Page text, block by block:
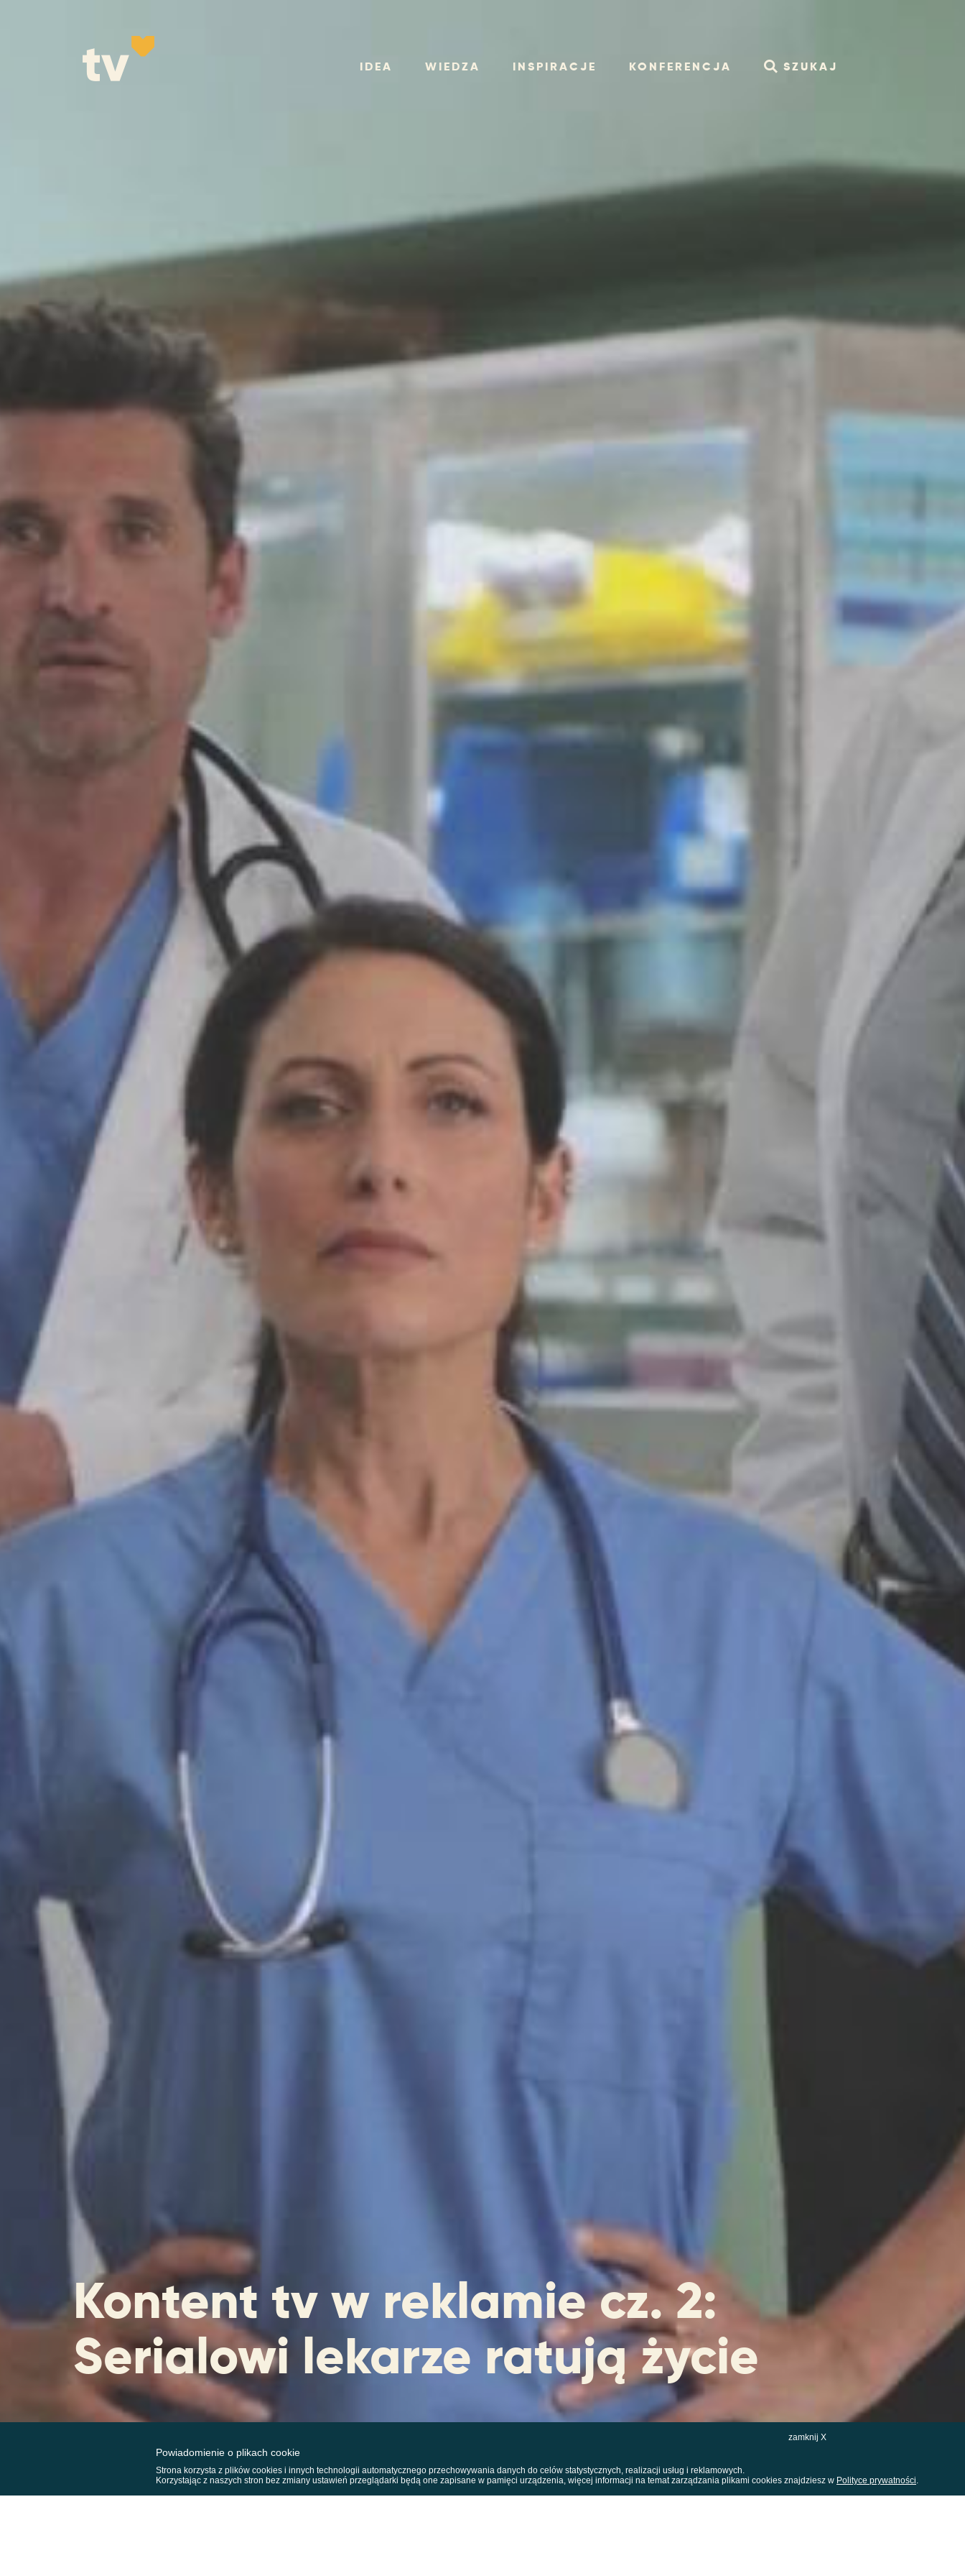
IDEA WIEDZA INSPIRACJE KONFERENCJA SZUKAJ
Kontent tv w reklamie cz. 2:
Serialowi lekarze ratują życie
zamknij X
Powiadomienie o plikach cookie
Strona korzysta z plików cookies i innych technologii automatycznego przechowywania danych do celów statystycznych, realizacji usług i reklamowych.
Korzystając z naszych stron bez zmiany ustawień przeglądarki będą one zapisane w pamięci urządzenia, więcej informacji na temat zarządzania plikami cookies znajdziesz w Polityce prywatności.